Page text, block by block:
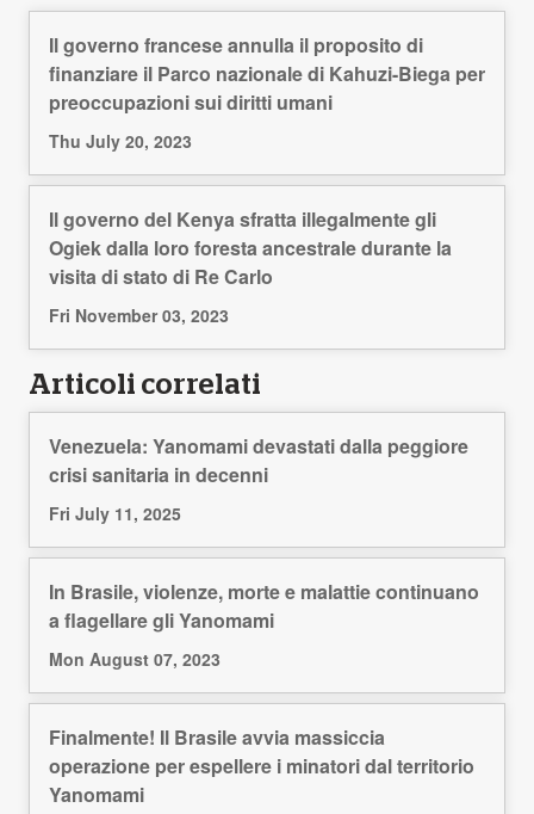
Il governo francese annulla il proposito di
finanziare il Parco nazionale di Kahuzi-Biega per
preoccupazioni sui diritti umani
Thu July 20, 2023
Il governo del Kenya sfratta illegalmente gli
Ogiek dalla loro foresta ancestrale durante la
visita di stato di Re Carlo
Fri November 03, 2023
Articoli correlati
Venezuela: Yanomami devastati dalla peggiore
crisi sanitaria in decenni
Fri July 11, 2025
In Brasile, violenze, morte e malattie continuano
a flagellare gli Yanomami
Mon August 07, 2023
Finalmente! Il Brasile avvia massiccia
operazione per espellere i minatori dal territorio
Yanomami